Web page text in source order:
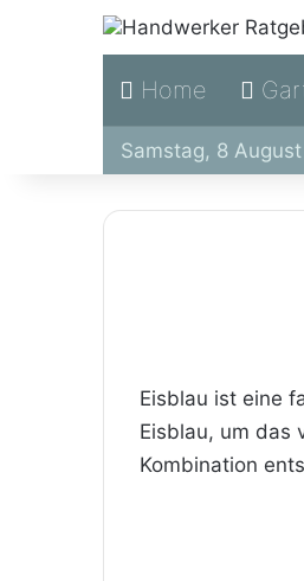
Home
Samstag, 8
Eisblau ist eine
Eisblau, um das
Kombination